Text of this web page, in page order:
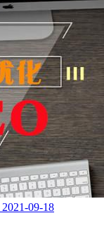
2021-09-18